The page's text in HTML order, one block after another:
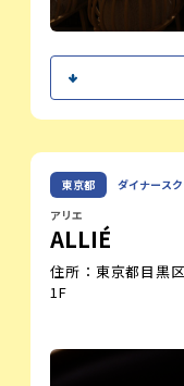
宮﨑 慎太郎
オーナーシェフ
ALLIÉ
アリエ
住所：東京都目黒
1F
東京都 ダイナース